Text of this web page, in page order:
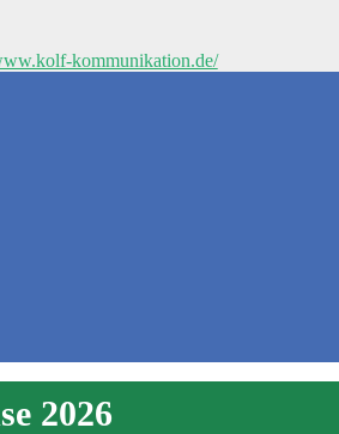
kommunikation.de/
2026